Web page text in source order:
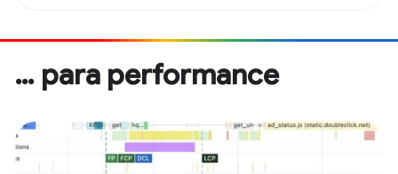
… para performance